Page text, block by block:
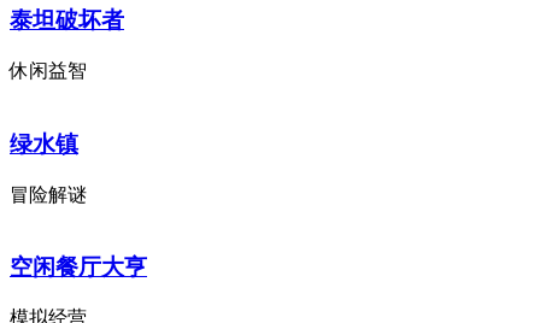
泰坦破坏者
休闲益智
绿水镇
冒险解谜
空闲餐厅大亨
模拟经营